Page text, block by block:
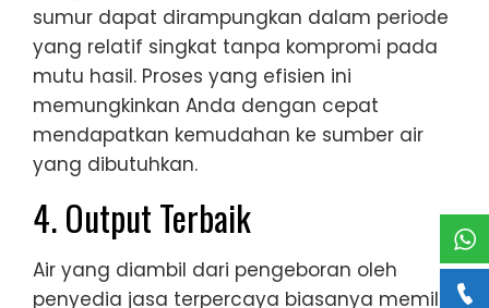
sumur dapat dirampungkan dalam periode
yang relatif singkat tanpa kompromi pada
mutu hasil. Proses yang efisien ini
memungkinkan Anda dengan cepat
mendapatkan kemudahan ke sumber air
yang dibutuhkan.
4. Output Terbaik
Air yang diambil dari pengeboran oleh
penyedia jasa terpercaya biasanya memiliki